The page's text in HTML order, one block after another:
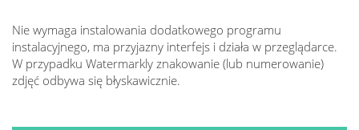
Nie wymaga instalowania dodatkowego programu
instalacyjnego, ma przyjazny interfejs i działa w przeglądarce.
W przypadku Watermarkly znakowanie (lub numerowanie)
zdjęć odbywa się błyskawicznie.